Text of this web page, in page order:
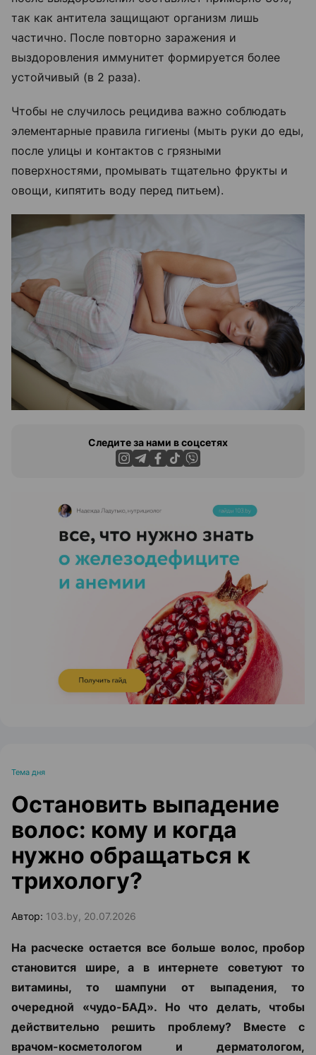
так как антитела защищают организм лишь
частично. После повторно заражения и
выздоровления иммунитет формируется более
устойчивый (в 2 раза).
Чтобы не случилось рецидива важно соблюдать
элементарные правила гигиены (мыть руки до еды,
после улицы и контактов с грязными
поверхностями, промывать тщательно фрукты и
овощи, кипятить воду перед питьем).
Следите за нами в соцсетях
ЭФФЕКТИВНАЯ РЕКЛАМА НА САЙТЕ
Тема дня
Остановить выпадение
волос: кому и когда
нужно обращаться к
трихологу?
Автор: 103.by, 20.07.2026
На расческе остается все больше волос, пробор
становится шире, а в интернете советуют то
витамины, то шампуни от выпадения, то
очередной «чудо-БАД». Но что делать, чтобы
действительно решить проблему? Вместе с
врачом-косметологом и дерматологом,